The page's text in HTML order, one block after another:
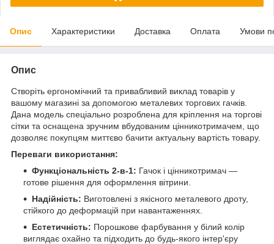
Опис Характеристики Доставка Оплата Умови
Опис
Створіть ергономічний та привабливий виклад товарів у
вашому магазині за допомогою металевих торгових гачків.
Дана модель спеціально розроблена для кріплення на торгові
сітки та оснащена зручним вбудованим цінникотримачем, що
дозволяє покупцям миттєво бачити актуальну вартість товару.
Переваги використання:
Функціональність 2-в-1: Гачок і цінникотримач —
готове рішення для оформлення вітрини.
Надійність: Виготовлені з якісного металевого дроту,
стійкого до деформацій при навантаженнях.
Естетичність: Порошкове фарбування у білий колір
виглядає охайно та підходить до будь-якого інтер'єру